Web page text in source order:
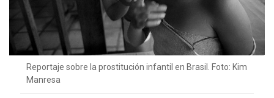
Reportaje sobre la prostitución infantil en Brasil. Foto: Kim
Manresa